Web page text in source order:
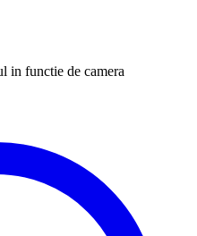
in functie de camera